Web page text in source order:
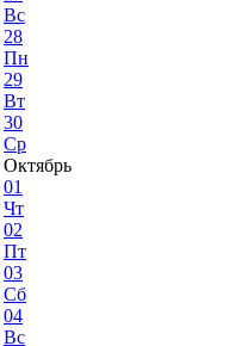
Вс
28
Пн
29
Вт
30
Ср
Октябрь
01
Чт
02
Пт
03
Сб
04
Вс